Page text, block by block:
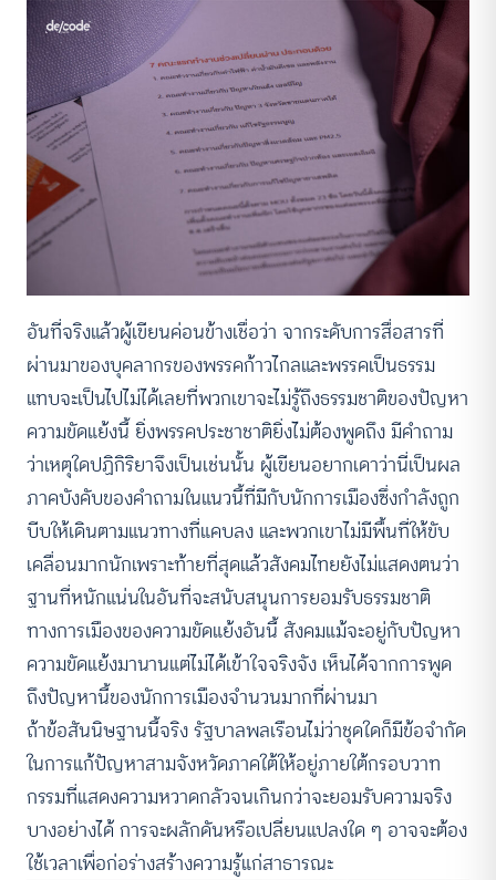
อันที่จริงแล้วผู้เขียนค่อนข้างเชื่อว่า จากระดับการสื่อสารที่
ผ่านมาของบุคลากรของพรรคก้าวไกลและพรรคเป็นธรรม
แทบจะเป็นไปไม่ได้เลยที่พวกเขาจะไม่รู้ถึงธรรมชาติของปัญหา
ความขัดแย้งนี้ ยิ่งพรรคประชาชาติยิ่งไม่ต้องพูดถึง มีคำถาม
ว่าเหตุใดปฏิกิริยาจึงเป็นเช่นนั้น ผู้เขียนอยากเดาว่านี่เป็นผล
ภาคบังคับของคำถามในแนวนี้ที่มีกับนักการเมืองซึ่งกำลังถูก
บีบให้เดินตามแนวทางที่แคบลง และพวกเขาไม่มีพื้นที่ให้ขับ
เคลื่อนมากนักเพราะท้ายที่สุดแล้วสังคมไทยยังไม่แสดงตนว่า
ฐานที่หนักแน่นในอันที่จะสนับสนุนการยอมรับธรรมชาติ
ทางการเมืองของความขัดแย้งอันนี้ สังคมแม้จะอยู่กับปัญหา
ความขัดแย้งมานานแต่ไม่ได้เข้าใจจริงจัง เห็นได้จากการพูด
ถึงปัญหานี้ของนักการเมืองจำนวนมากที่ผ่านมา
ถ้าข้อสันนิษฐานนี้จริง รัฐบาลพลเรือนไม่ว่าชุดใดก็มีข้อจำกัด
ในการแก้ปัญหาสามจังหวัดภาคใต้ให้อยู่ภายใต้กรอบวาท
กรรมที่แสดงความหวาดกลัวจนเกินกว่าจะยอมรับความจริง
บางอย่างได้ การจะผลักดันหรือเปลี่ยนแปลงใด ๆ อาจจะต้อง
ใช้เวลาเพื่อก่อร่างสร้างความรู้แก่สาธารณะ